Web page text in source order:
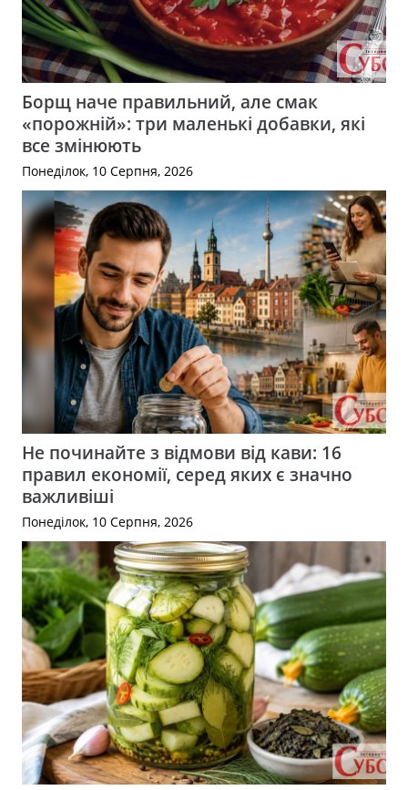
Борщ наче правильний, але смак
«порожній»: три маленькі добавки, які
все змінюють
Понеділок, 10 Серпня, 2026
Не починайте з відмови від кави: 16
правил економії, серед яких є значно
важливіші
Понеділок, 10 Серпня, 2026